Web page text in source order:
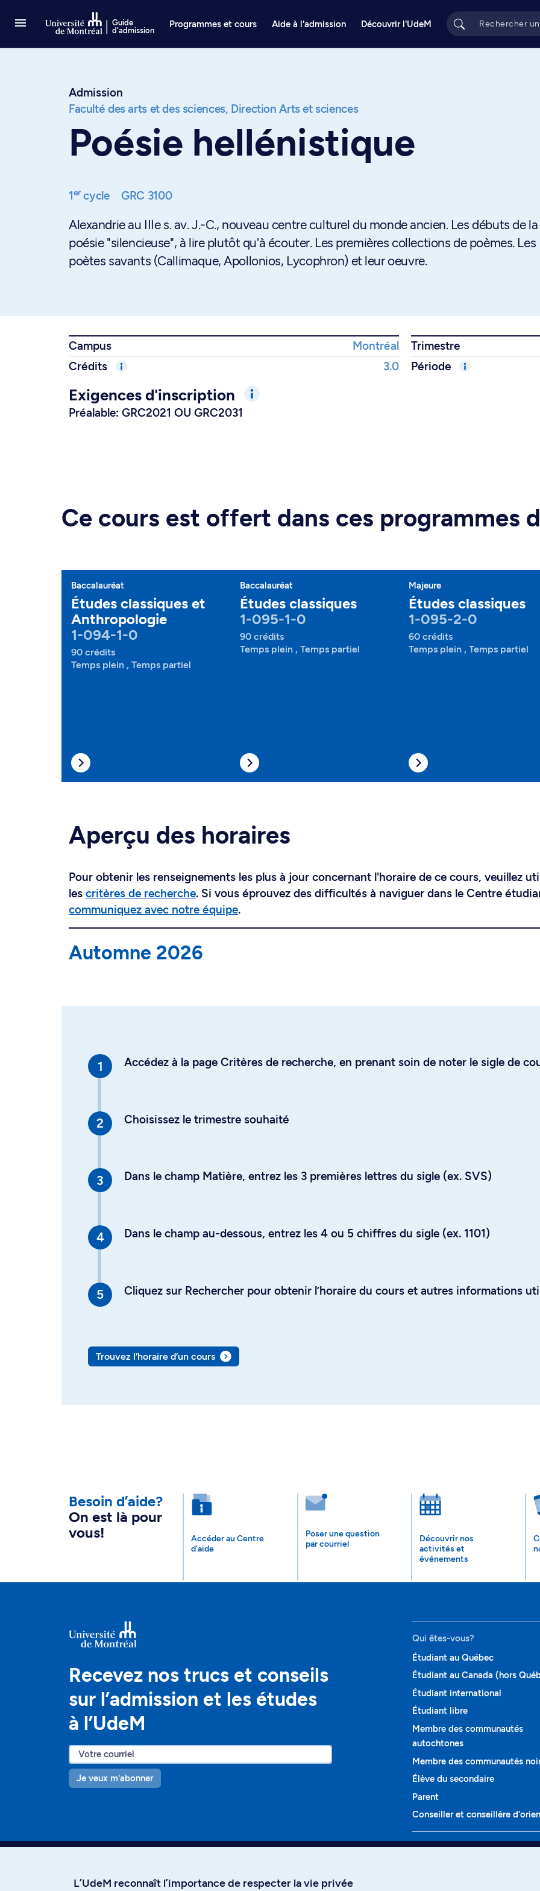
Guide
d'admission
Programmes et cours Aide à l'admission Découvrir l'UdeM
Admission
Faculté des arts et des sciences, Direction Arts et sciences
Poésie hellénistique
1ercycle GRC 3100
Alexandrie au IIIe s. av. J.-C., nouveau centre culturel du monde ancien. Les débuts de la
poésie "silencieuse", à lire plutôt qu'à écouter. Les premières collections de poèmes. Les
poètes savants (Callimaque, Apollonios, Lycophron) et leur oeuvre.
Campus Montréal
Trimestre
Crédits
3.0 Période
Exigences d'inscription
Préalable: GRC2021 OU GRC2031
Ce cours est offert dans ces programmes
Baccalauréat
Études classiques et
Anthropologie
1-094-1-0
90 crédits
Temps plein , Temps partiel
Baccalauréat
Études classiques
1-095-1-0
90 crédits
Temps plein , Temps partiel
Majeure
Études classiques
1-095-2-0
60 crédits
Temps plein , Temps partiel
Aperçu des horaires
Pour obtenir les renseignements les plus à jour concernant l'horaire de ce cours, veuillez
les critères de recherche. Si vous éprouvez des difficultés à naviguer dans le Centre
communiquez avec notre équipe.
Automne 2026
Accédez à la page Critères de recherche, en prenant soin de noter le sigle de
Choisissez le trimestre souhaité
Dans le champ Matière, entrez les 3 premières lettres du sigle (ex. SVS)
Dans le champ au-dessous, entrez les 4 ou 5 chiffres du sigle (ex. 1101)
Cliquez sur Rechercher pour obtenir l’horaire du cours et autres informations
Trouvez l’horaire d’un cours
Besoin d’aide?
On est là pour
vous!
Accéder au Centre
d'aide
Poser une question
par courriel
Découvrir nos
activités et
événements
Recevez nos trucs et conseils
sur l’admission et les études
à l’UdeM
Je veux m'abonner
Qui êtes-vous?
Étudiant au Québec
Étudiant au Canada (hors
Étudiant international
Étudiant libre
Membre des communautés
autochtones
Membre des communautés
Élève du secondaire
Parent
Conseiller et conseillère
Programmes et cours
L’UdeM reconnaît l’importance de respecter la vie privée